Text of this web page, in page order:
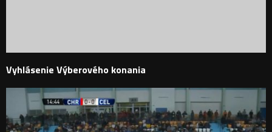
Vyhlásenie Výberového konania